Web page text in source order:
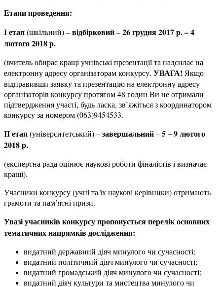
Етапи проведення:
І етап(шкільний) –відбірковий–26грудня 2017 р. – 4
лютого 2018 р.
(вчитель обирає кращі учнівські презентації та надсилає на
електронну адресу організаторам конкурсу. УВАГА! Якщо
відправивши заявку та презентацію на електронну адресу
організаторів конкурсу протягом 48 годин Ви не отримали
підтвердження участі, будь ласка, зв’яжіться з координатором
конкурсу за номером (063)9454533.
ІІ етап(університетський) –завершальний–5 – 9 лютого
2018 р.
(експертна рада оцінює наукові роботи фіналістів і визначає
кращі).
Учасники конкурсу (учні та їх наукові керівники) отримають
грамоти та пам’ятні призи.
Увазі учасників конкурсу пропонується перелік основних
тематичних напрямків дослідження:
видатний державний діяч минулого чи сучасності;
видатний політичний діяч минулого чи сучасності;
видатний громадський діяч минулого чи сучасності;
видатний діяч культури та мистецтва минулого чи